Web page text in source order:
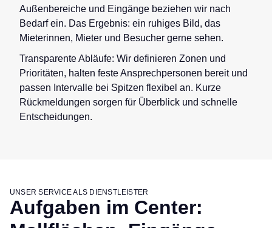
Außenbereiche und Eingänge beziehen wir nach
Bedarf ein. Das Ergebnis: ein ruhiges Bild, das
Mieterinnen, Mieter und Besucher gerne sehen.
Transparente Abläufe: Wir definieren Zonen und
Prioritäten, halten feste Ansprechpersonen bereit und
passen Intervalle bei Spitzen flexibel an. Kurze
Rückmeldungen sorgen für Überblick und schnelle
Entscheidungen.
UNSER SERVICE ALS DIENSTLEISTER
Aufgaben im Center: